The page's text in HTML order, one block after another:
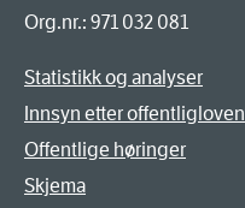
Org.nr.: 971 032 081
Statistikk og analyser
Innsyn etter offentligloven
Offentlige høringer
Skjema